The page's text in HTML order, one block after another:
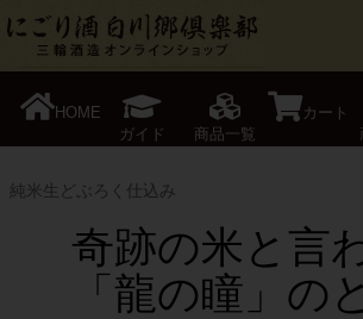
HOME
ガイド
商品一覧
カート
純米生どぶろく仕込み
奇跡の米と言
「龍の瞳」の